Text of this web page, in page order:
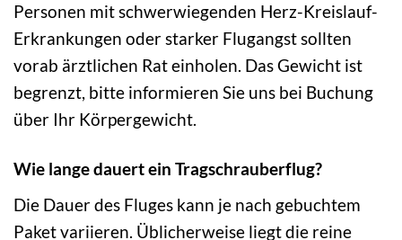
Personen mit schwerwiegenden Herz-Kreislauf-
Erkrankungen oder starker Flugangst sollten
vorab ärztlichen Rat einholen. Das Gewicht ist
begrenzt, bitte informieren Sie uns bei Buchung
über Ihr Körpergewicht.
Wie lange dauert ein Tragschrauberflug?
Die Dauer des Fluges kann je nach gebuchtem
Paket variieren. Üblicherweise liegt die reine